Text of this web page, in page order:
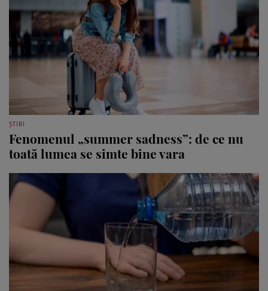
ȘTIRI
Fenomenul „summer sadness”: de ce nu
toată lumea se simte bine vara